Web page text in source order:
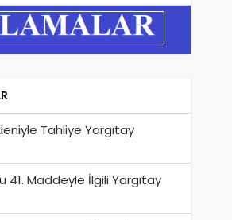
Tahliye Yargıtay
41. Maddeyle İlgili Yargıtay